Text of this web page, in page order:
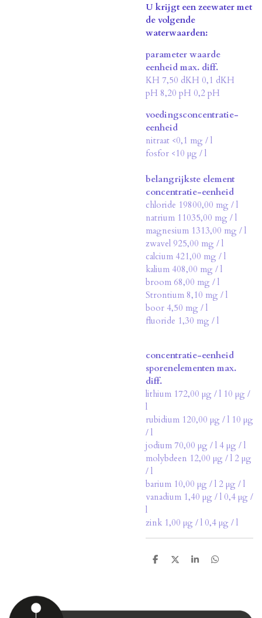
U krijgt een zeewater met
de volgende
waterwaarden:
parameter waarde
eenheid max. diff.
KH 7,50 dKH 0,1 dKH
pH 8,20 pH 0,2 pH
voedingsconcentratie-
eenheid
nitraat <0,1 mg / l
fosfor <10 µg / l
belangrijkste element
concentratie-eenheid
chloride 19800,00 mg / l
natrium 11035,00 mg / l
magnesium 1313,00 mg / l
zwavel 925,00 mg / l
calcium 421,00 mg / l
kalium 408,00 mg / l
broom 68,00 mg / l
Strontium 8,10 mg / l
boor 4,50 mg / l
fluoride 1,30 mg / l
concentratie-eenheid
sporenelementen max.
diff.
lithium 172,00 µg / l 10 µg /
l
rubidium 120,00 µg / l 10 µg
/ l
jodium 70,00 µg / l 4 µg / l
molybdeen 12,00 µg / l 2 µg
/ l
barium 10,00 µg / l 2 µg / l
vanadium 1,40 µg / l 0,4 µg /
l
zink 1,00 µg / l 0,4 µg / l
D
D
S
D